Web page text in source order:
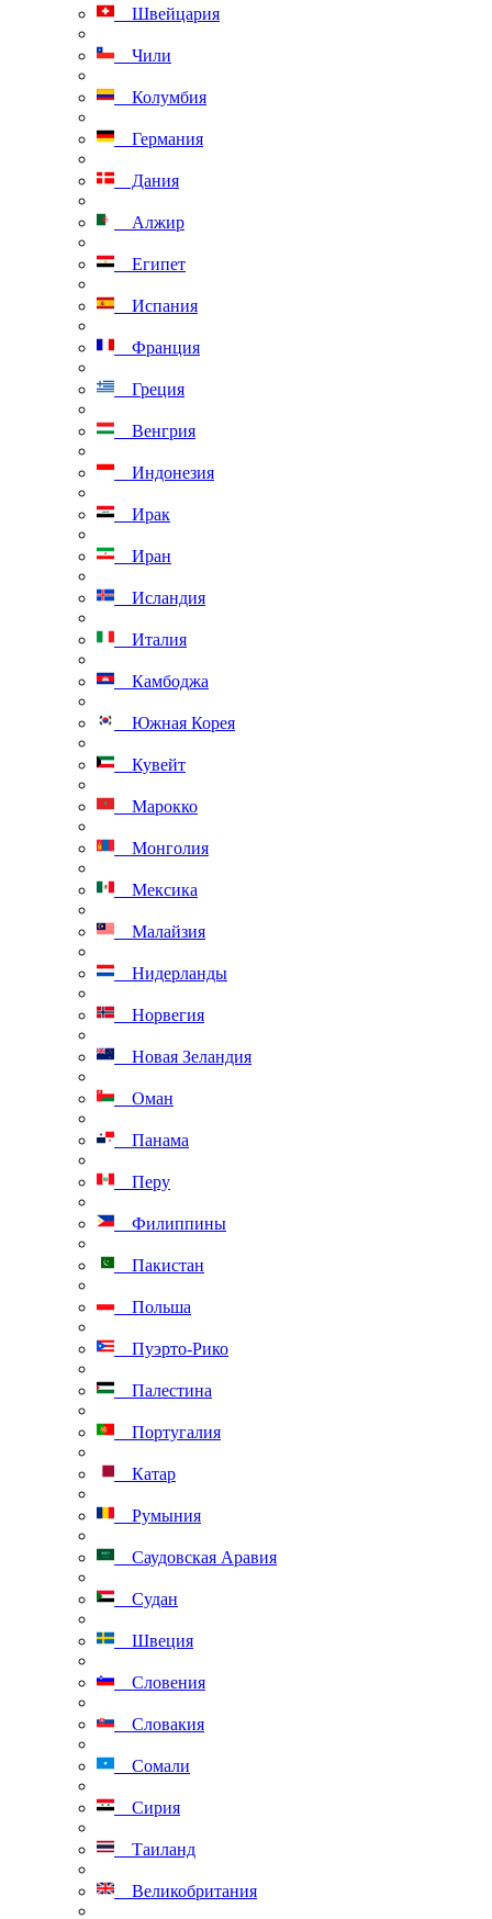
Швейцария
Чили
Колумбия
Германия
Дания
Алжир
Египет
Испания
Франция
Греция
Венгрия
Индонезия
Ирак
Иран
Исландия
Италия
Камбоджа
Южная Корея
Кувейт
Марокко
Монголия
Мексика
Малайзия
Нидерланды
Норвегия
Новая Зеландия
Оман
Панама
Перу
Филиппины
Пакистан
Польша
Пуэрто-Рико
Палестина
Португалия
Катар
Румыния
Саудовская Аравия
Судан
Швеция
Словения
Словакия
Сомали
Сирия
Таиланд
Великобритания